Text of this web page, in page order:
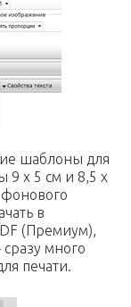
шаблоны для
9 x 5 см и 8,5 x
фонового
в
(Премиум),
много
печати.